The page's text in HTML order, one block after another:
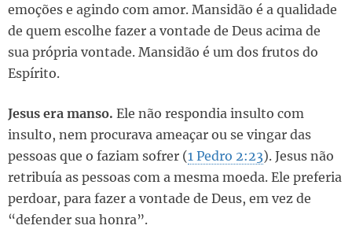
emoções e agindo com amor. Mansidão é a qualidade
de quem escolhe fazer a vontade de Deus acima de
sua própria vontade. Mansidão é um dos frutos do
Espírito.
Jesus era manso. Ele não respondia insulto com
insulto, nem procurava ameaçar ou se vingar das
pessoas que o faziam sofrer (1 Pedro 2:23). Jesus não
retribuía as pessoas com a mesma moeda. Ele preferia
perdoar, para fazer a vontade de Deus, em vez de
“defender sua honra”.